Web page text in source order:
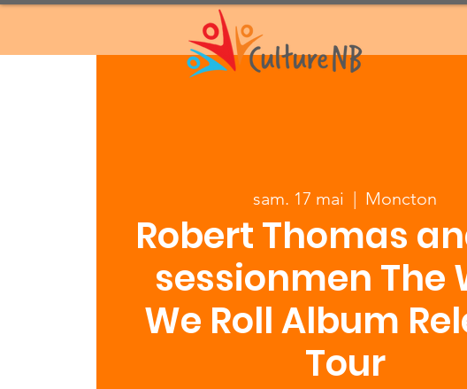
sam. 17 mai
  |
Moncton
Robert Thomas
sessionmen The
We Roll Album
Tour